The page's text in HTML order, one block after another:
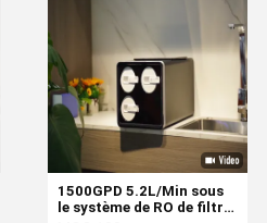
Nous
L'usine
1500GPD 5.2L/Min sous
le système de RO de filtre